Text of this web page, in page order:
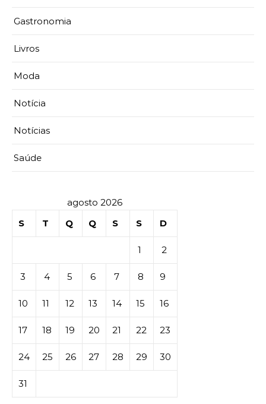
Gastronomia
Livros
Moda
Notícia
Notícias
Saúde
agosto 2026
S
T Q Q S S D
1 2
3 4 5 6 7 8 9
10 11 12 13 14 15 16
17 18 19 20 21 22 23
24 25 26 27 28 29 30
31